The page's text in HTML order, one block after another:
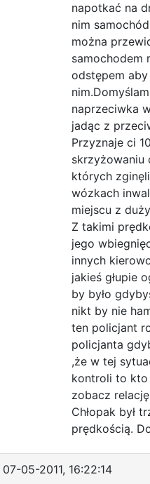
napotkać na
nim
można
samochodem
odstępem
naprzeciwka
jadąc z
Przyznaje ci
skrzyżowaniu
których
wózkach
miejscu z
Z takimi
jego
innych
jakieś głupie
by było
nikt by nie
ten policjant
policjanta
,że w tej
kontroli to kto
zobacz
Chłopak był
prędkością.
07-05-2011, 16:22:14